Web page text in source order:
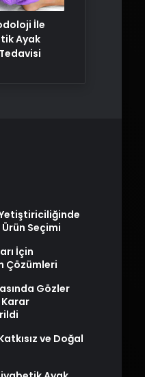
İle
Ayak
Seçimi
İçin
Çözümleri
Gözler
Karar
ve Doğal